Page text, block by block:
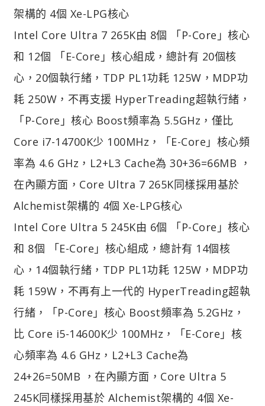
架構的 4個 Xe-LPG核心
Intel Core Ultra 7 265K由 8個 「P-Core」核心
和 12個 「E-Core」核心組成，總計有 20個核
心，20個執行緒，TDP PL1功耗 125W，MDP功
耗 250W，不再支援 HyperTreading超執行緒，
「P-Core」核心 Boost頻率為 5.5GHz，僅比
Core i7-14700K少 100MHz，「E-Core」核心頻
率為 4.6 GHz，L2+L3 Cache為 30+36=66MB ，
在內顯方面，Core Ultra 7 265K同樣採用基於
Alchemist架構的 4個 Xe-LPG核心
Intel Core Ultra 5 245K由 6個 「P-Core」核心
和 8個 「E-Core」核心組成，總計有 14個核
心，14個執行緒，TDP PL1功耗 125W，MDP功
耗 159W，不再有上一代的 HyperTreading超執
行緒，「P-Core」核心 Boost頻率為 5.2GHz，
比 Core i5-14600K少 100MHz，「E-Core」核
心頻率為 4.6 GHz，L2+L3 Cache為
24+26=50MB ，在內顯方面，Core Ultra 5
245K同樣採用基於 Alchemist架構的 4個 Xe-